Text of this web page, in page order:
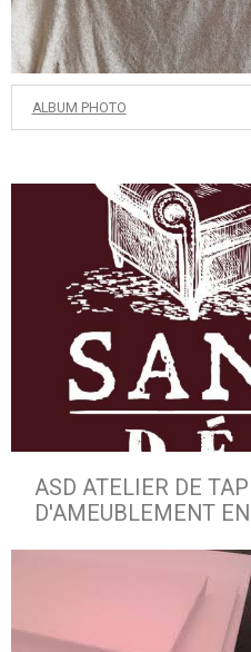
ALBUM PHOTO
ASD ATELIER DE
D'AMEUBLEMENT